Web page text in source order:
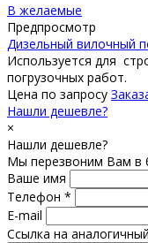
В желаемые
Предпросмотр
Дизельный вилочный
Используется для
погрузочных работ.
Цена по запросу
Нашли дешевле?
×
Нашли дешевле?
Мы перезвоним Вам в
Ваше имя
Телефон *
E-mail
Ссылка на